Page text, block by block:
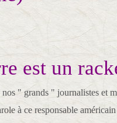
est un
nos " grands " journalistes et
à ce responsable